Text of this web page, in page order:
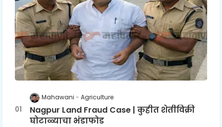
Mahawani Agriculture
Nagpur Land Fraud Case | कुहीत शेतीविक्री
घोटाळ्याचा भंडाफोड